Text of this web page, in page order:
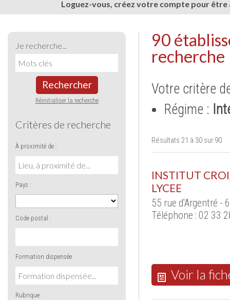
Loguez-vous, créez votre compte pour
Je recherche...
Rechercher
Réinitialiser la recherche
Critères de recherche
À proximité de :
Pays :
Code postal :
Formation dispensée :
Rubrique :
90
recherche
Votre critère
Régime :
Résultats 21 à 30 sur 90
INSTITUT
LYCEE
55 rue d'Argentré -
Téléphone : 02 33
Voir la